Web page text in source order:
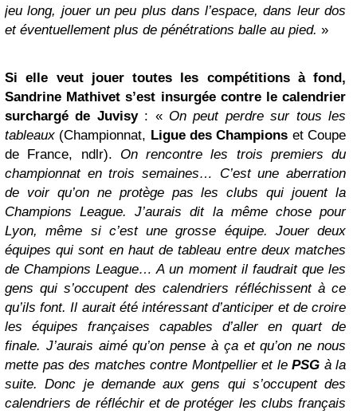
jeu long, jouer un peu plus dans l’espace, dans leur dos
et éventuellement plus de pénétrations balle au pied. »
Si elle veut jouer toutes les compétitions à fond,
Sandrine Mathivet s’est insurgée contre le calendrier
surchargé de Juvisy: « On peut perdre sur tous les
tableaux (Championnat, Ligue des Champions et Coupe
de France, ndlr). On rencontre les trois premiers du
championnat en trois semaines… C’est une aberration
de voir qu’on ne protège pas les clubs qui jouent la
Champions League. J’aurais dit la même chose pour
Lyon, même si c’est une grosse équipe. Jouer deux
équipes qui sont en haut de tableau entre deux matches
de Champions League… A un moment il faudrait que les
gens qui s’occupent des calendriers réfléchissent à ce
qu’ils font. Il aurait été intéressant d’anticiper et de croire
les équipes françaises capables d’aller en quart de
finale. J’aurais aimé qu’on pense à ça et qu’on ne nous
mette pas des matches contre Montpellier et le PSG à la
suite. Donc je demande aux gens qui s’occupent des
calendriers de réfléchir et de protéger les clubs français